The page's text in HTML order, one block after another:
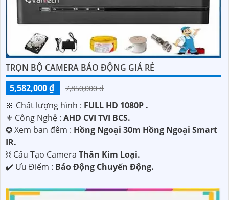
TRỌN BỘ CAMERA BÁO ĐỘNG GIÁ RẺ
5,582,000 ₫
7,850,000 ₫
🔆 Chất lượng hình : FULL HD 1080P .
⚜️ Công Nghệ : AHD CVI TVI BCS.
✪ Xem ban đêm : Hồng Ngoại 30m Hồng Ngoại Smart
IR.
⛓ Cấu Tạo Camera Thân Kim Loại.
️✔️ Ưu Điểm : Báo Động Chuyển Động.